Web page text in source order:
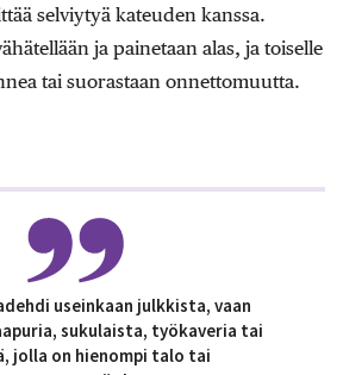
selviytyä kateuden kanssa.
ja painetaan alas, ja toiselle
tai suorastaan onnettomuutta.
useinkaan julkkista, vaan
sukulaista, työkaveria tai
jolla on hienompi talo tai